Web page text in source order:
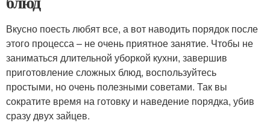
Вкусно поесть любят все, а вот наводить порядок после
этого процесса – не очень приятное занятие. Чтобы не
заниматься длительной уборкой кухни, завершив
приготовление сложных блюд, воспользуйтесь
простыми, но очень полезными советами. Так вы
сократите время на готовку и наведение порядка, убив
сразу двух зайцев.